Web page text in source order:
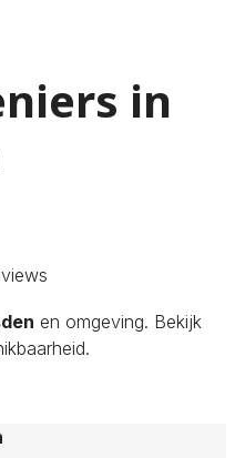
in
en omgeving. Bekijk